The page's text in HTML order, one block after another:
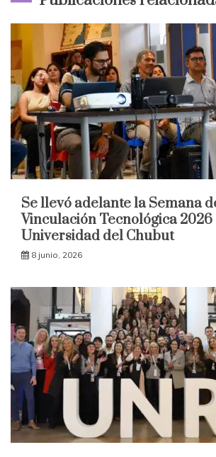
Se llevó adelante la Semana
Vinculación Tecnológica 2026
Universidad del Chubut
8 junio, 2026